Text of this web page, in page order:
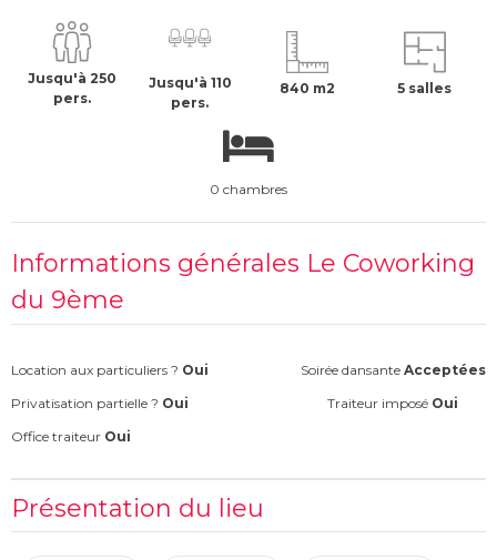
Jusqu'à 250
pers.
Jusqu'à 110
pers.
840 m2 5 salles
0 chambres
Informations générales Le Coworking
du 9ème
Location aux particuliers ? Oui Soirée dansante Acceptées
Privatisation partielle ? Oui Traiteur imposé Oui
Office traiteur Oui
Présentation du lieu